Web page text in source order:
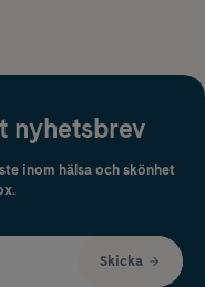
nyhetsbrev
inom hälsa och skönhet
Skicka